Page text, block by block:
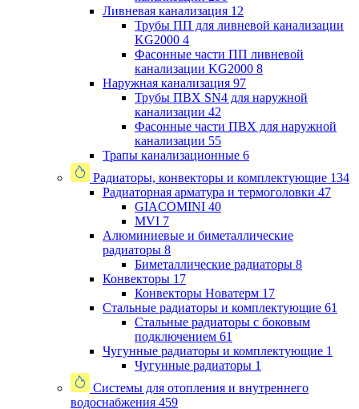
Ливневая канализация 12
Трубы ПП для ливневой канализации
KG2000 4
Фасонные части ПП ливневой
канализации KG2000 8
Наружная канализация 97
Трубы ПВХ SN4 для наружной
канализации 42
Фасонные части ПВХ для наружной
канализации 55
Трапы канализационные 6
Радиаторы, конвекторы и комплектующие 134
Радиаторная арматура и термоголовки 47
GIACOMINI 40
MVI 7
Алюминиевые и биметаллические
радиаторы 8
Биметаллические радиаторы 8
Конвекторы 17
Конвекторы Новатерм 17
Стальные радиаторы и комплектующие 61
Стальные радиаторы с боковым
подключением 61
Чугунные радиаторы и комплектующие 1
Чугунные радиаторы 1
Системы для отопления и внутреннего
водоснабжения 459